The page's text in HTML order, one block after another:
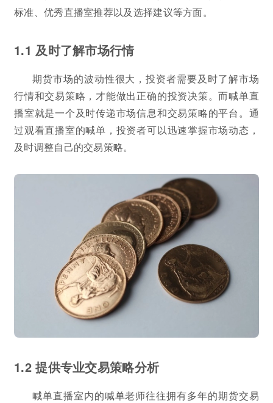
标准、优秀直播室推荐以及选择建议等方面。
1.1 及时了解市场行情
期货市场的波动性很大，投资者需要及时了解市场
行情和交易策略，才能做出正确的投资决策。而喊单直
播室就是一个及时传递市场信息和交易策略的平台。通
过观看直播室的喊单，投资者可以迅速掌握市场动态，
及时调整自己的交易策略。
1.2 提供专业交易策略分析
喊单直播室内的喊单老师往往拥有多年的期货交易